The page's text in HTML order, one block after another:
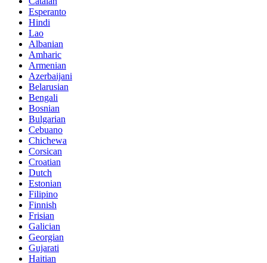
Esperanto
Hindi
Lao
Albanian
Amharic
Armenian
Azerbaijani
Belarusian
Bengali
Bosnian
Bulgarian
Cebuano
Chichewa
Corsican
Croatian
Dutch
Estonian
Filipino
Finnish
Frisian
Galician
Georgian
Gujarati
Haitian